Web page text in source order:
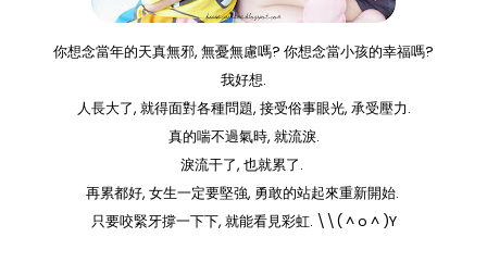
你想念當年的天真無邪, 無憂無慮嗎? 你想念當小孩的幸福嗎?
我好想.
人長大了, 就得面對各種問題, 接受俗事眼光, 承受壓力.
真的喘不過氣時, 就流淚.
淚流干了, 也就累了.
再累都好, 女生一定要堅強, 勇敢的站起來重新開始.
只要咬緊牙撐一下下, 就能看見彩虹. \\( ^ o ^ )Y